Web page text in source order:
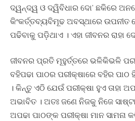
ଦ୍ୱନ୍ଦ୍ୱ ଓ ଦ୍ୱିବିଧାର ଦୋ’ ଛକିରେ
କିଂକର୍ତ୍ତବ୍ୟବିମୂଢ ଅବସ୍ଥାରେ ଉପନୀତ
ପଢିବାକୁ ପଡ଼ିଥାଏ । ଏହା ଜୀବନର ରାହା
​ଜୀବନର ପ୍ରତି ମୂହୁର୍ତ୍ତରେ ଭଳିକିଭଳି
ବହିପଢା ପାଠର ପରୀକ୍ଷାରେ ବହିର ପାଠ
। କିନ୍ତୁ ଏଠି ଯେଉଁ ପରୀକ୍ଷା ହୁଏ ତାହା
ଅଭାବିତ । ଅତଃ ଜଣେ ନିଜକୁ ନିଜେ
ଅପଢା ପାଠଙ୍କ ପରୀକ୍ଷା ମାନ ସାମନା